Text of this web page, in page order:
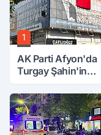
1
AK Parti Afyon'da
Turgay Şahin'in